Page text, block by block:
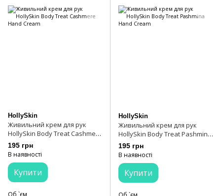
HollySkin
Живильний крем для рук
HollySkin Body Treat Cashmere
Hand Cream
195 грн
В наявності
Купити
Об `єм
HollySkin
Живильний крем для рук
HollySkin Body Treat Pashmina
Hand Cream
195 грн
В наявності
Купити